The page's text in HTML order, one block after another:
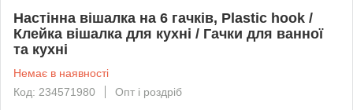
Настінна вішалка на 6 гачків, Plastic hook /
Клейка вішалка для кухні / Гачки для ванної
та кухні
Немає в наявності
Код: 234571980
Опт і роздріб